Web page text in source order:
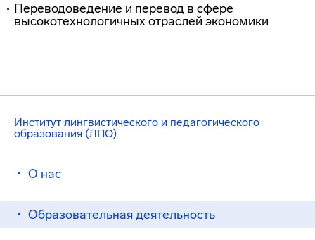
Институт лингвистического и педагогического
образования (ЛПО)
О нас
Образовательная деятельность
Переводоведение и перевод в сфере
высокотехнологичных отраслей экономики